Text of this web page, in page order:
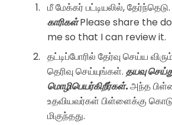
மீ மேக்கர் பட்டியலில், தேர்ந்தெடு.
காரிகள்Please share the
me so that I can review it.
தட்டிப்போரில் தேர்வு செய்ய
தெரிவு செய்யுங்கள். தயவு
மொழிபெயர்கிறீர்கள்.அந்த
உதவியவர்கள் பிள்ளைக்கு
மிகுந்தது.